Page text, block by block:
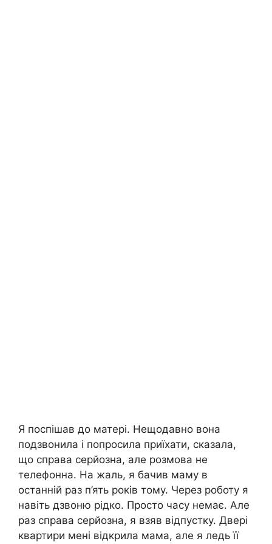
Я поспішав до матері. Нещодавно вона
подзвонила і попросила приїхати, сказала,
що справа серйозна, але розмова не
телефонна. На жаль, я бачив маму в
останній раз п’ять років тому. Через роботу я
навіть дзвоню рідко. Просто часу немає. Але
раз справа серйозна, я взяв відпустку. Двері
квартири мені відкрила мама, але я ледь її